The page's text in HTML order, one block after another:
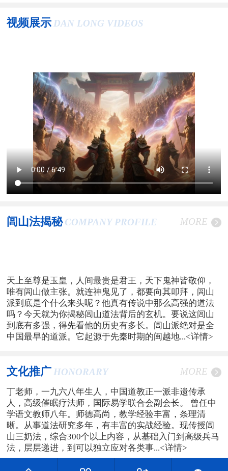
视频展示 DAN LONG VIDEOS
闾山法揭秘 COMPANY PROFILE MORE
天上至尊是玉皇，人间最贵是君王，天下鬼神皆敬仰，
唯有闾山做主张。就连神鬼见了，都要向其叩拜，闾山
派到底是个什么来头呢？他真有传说中那么高强的道法
吗？今天就为你揭秘闾山道法背后的玄机。要说这闾山
到底有多强，得先看他的历史有多长。闾山派绝对是全
中国最早的道派。它起源于先秦时期的闽越地...<详情>
文化推广 HONORARY MORE
丁老师，一九六八年生人，中国道教正一派非遗传承
人，高级催眠疗法师，国际易学联合会副会长。 曾任中
学语文教师八年。师德高尚，教学经验丰富，条理清
晰。从事道法研究多年，有丰富的实战经验。现传授闾
山三奶法，综合300个以上内容，从基础入门到高级兵马
法，层层递进，到可以独立应对各类事...<详情>